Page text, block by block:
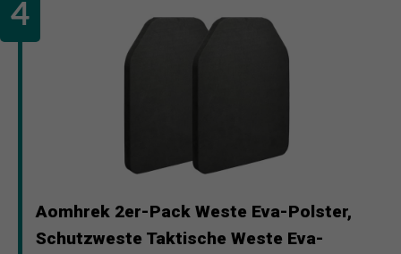
Aomhrek 2er-Pack Weste Eva-Polster,
Schutzweste Taktische Weste Eva-